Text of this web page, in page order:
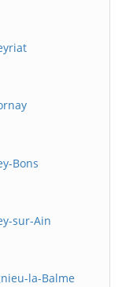
Bons
sur-Ain
la-Balme